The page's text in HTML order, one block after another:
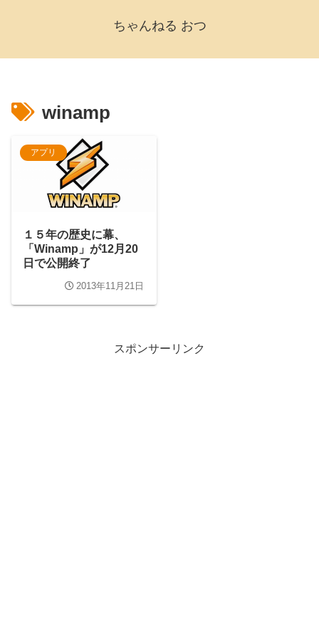
ちゃんねる おつ
winamp
アプリ
１５年の歴史に幕、
「Winamp」が12月20
日で公開終了
2013年11月21日
スポンサーリンク